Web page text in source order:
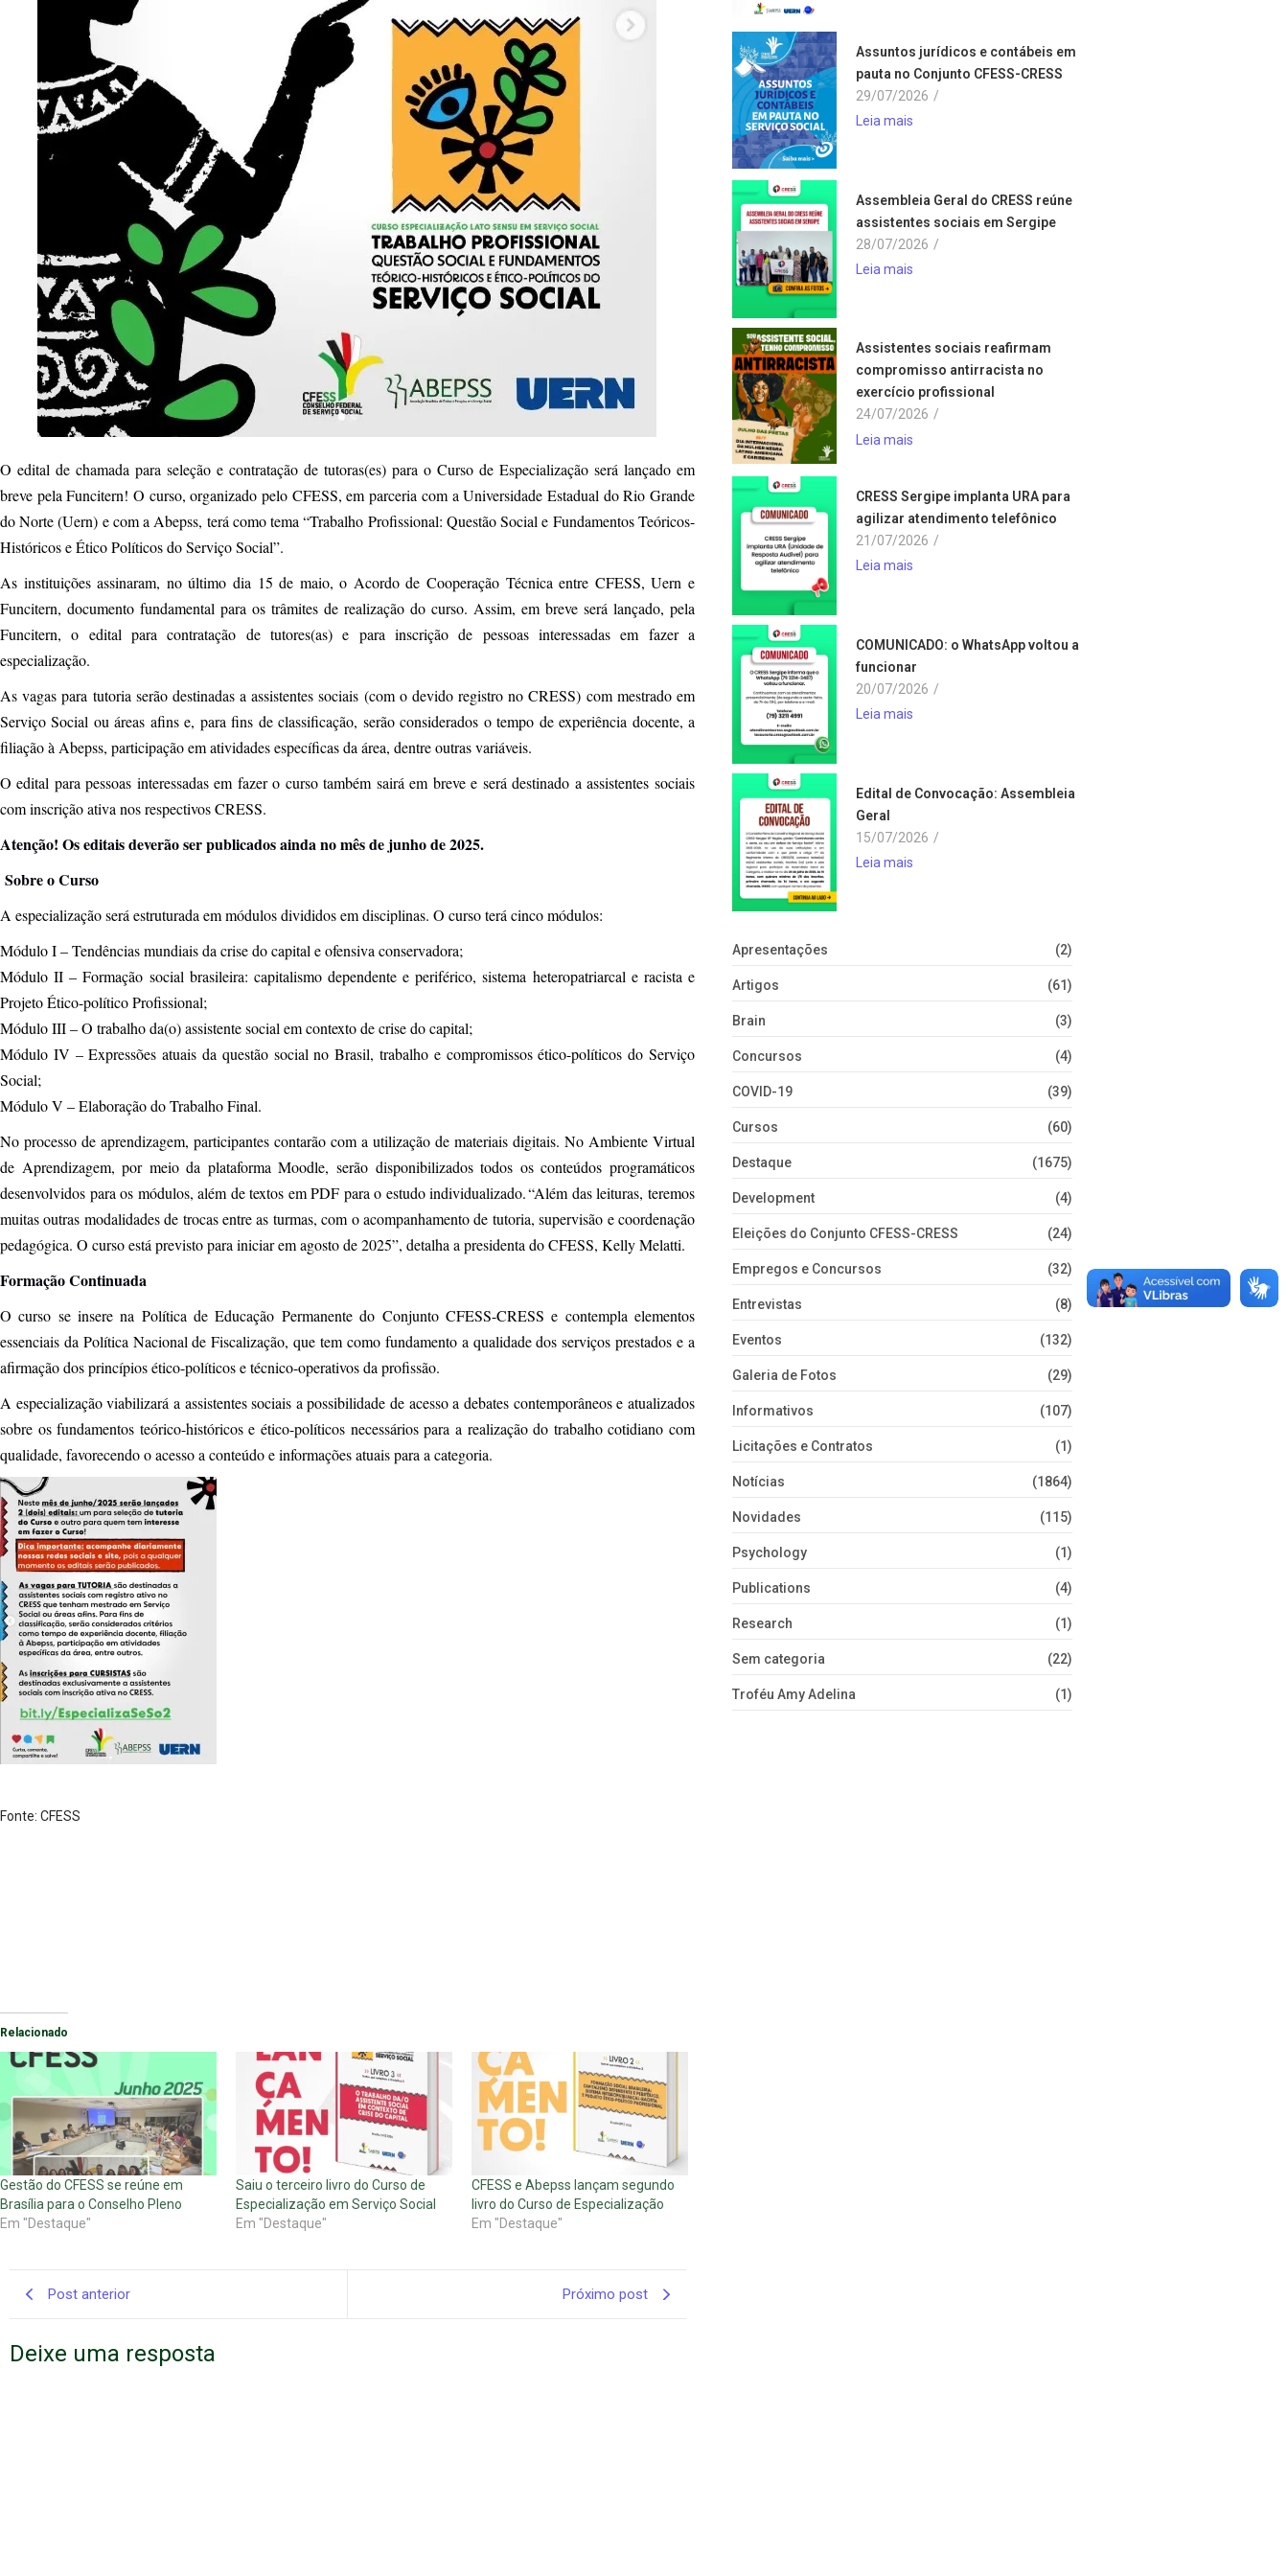
O edital de chamada para seleção e contratação de tutoras(es) para o Curso de Especialização será lançado em
breve pela Funcitern! O curso, organizado pelo CFESS, em parceria com a Universidade Estadual do Rio Grande
do Norte (Uern) e com a Abepss, terá como tema “Trabalho Profissional: Questão Social e Fundamentos Teóricos-
Históricos e Ético Políticos do Serviço Social”.
As instituições assinaram, no último dia 15 de maio, o Acordo de Cooperação Técnica entre CFESS, Uern e
Funcitern, documento fundamental para os trâmites de realização do curso. Assim, em breve será lançado, pela
Funcitern, o edital para contratação de tutores(as) e para inscrição de pessoas interessadas em fazer a
especialização.
As vagas para tutoria serão destinadas a assistentes sociais (com o devido registro no CRESS) com mestrado em
Serviço Social ou áreas afins e, para fins de classificação, serão considerados o tempo de experiência docente, a
filiação à Abepss, participação em atividades específicas da área, dentre outras variáveis.
O edital para pessoas interessadas em fazer o curso também sairá em breve e será destinado a assistentes sociais
com inscrição ativa nos respectivos CRESS.
Atenção! Os editais deverão ser publicados ainda no mês de junho de 2025.
Sobre o Curso
A especialização será estruturada em módulos divididos em disciplinas. O curso terá cinco módulos:
Módulo I – Tendências mundiais da crise do capital e ofensiva conservadora;
Módulo II – Formação social brasileira: capitalismo dependente e periférico, sistema heteropatriarcal e racista e
Projeto Ético-político Profissional;
Módulo III – O trabalho da(o) assistente social em contexto de crise do capital;
Módulo IV – Expressões atuais da questão social no Brasil, trabalho e compromissos ético-políticos do Serviço
Social;
Módulo V – Elaboração do Trabalho Final.
No processo de aprendizagem, participantes contarão com a utilização de materiais digitais. No Ambiente Virtual
de Aprendizagem, por meio da plataforma Moodle, serão disponibilizados todos os conteúdos programáticos
desenvolvidos para os módulos, além de textos em PDF para o estudo individualizado. “Além das leituras, teremos
muitas outras modalidades de trocas entre as turmas, com o acompanhamento de tutoria, supervisão e coordenação
pedagógica. O curso está previsto para iniciar em agosto de 2025”, detalha a presidenta do CFESS, Kelly Melatti.
Formação Continuada
O curso se insere na Política de Educação Permanente do Conjunto CFESS-CRESS e contempla elementos
essenciais da Política Nacional de Fiscalização, que tem como fundamento a qualidade dos serviços prestados e a
afirmação dos princípios ético-políticos e técnico-operativos da profissão.
A especialização viabilizará a assistentes sociais a possibilidade de acesso a debates contemporâneos e atualizados
sobre os fundamentos teórico-históricos e ético-políticos necessários para a realização do trabalho cotidiano com
qualidade, favorecendo o acesso a conteúdo e informações atuais para a categoria.
Fonte: CFESS
Relacionado
Gestão do CFESS se reúne em
Brasília para o Conselho Pleno
Em "Destaque"
Saiu o terceiro livro do Curso de
Especialização em Serviço Social
Em "Destaque"
CFESS e Abepss lançam segundo
livro do Curso de Especialização
Em "Destaque"
Assuntos jurídicos e contábeis em
pauta no Conjunto CFESS-CRESS
29/07/2026 /
Leia mais
Assembleia Geral do CRESS reúne
assistentes sociais em Sergipe
28/07/2026 /
Leia mais
Assistentes sociais reafirmam
compromisso antirracista no
exercício profissional
24/07/2026 /
Leia mais
CRESS Sergipe implanta URA para
agilizar atendimento telefônico
21/07/2026 /
Leia mais
COMUNICADO: o WhatsApp voltou a
funcionar
20/07/2026 /
Leia mais
Edital de Convocação: Assembleia
Geral
15/07/2026 /
Leia mais
Apresentações (2)
Artigos (61)
Brain (3)
Concursos (4)
COVID-19 (39)
Cursos (60)
Destaque (1675)
Development (4)
Eleições do Conjunto CFESS-CRESS (24)
Empregos e Concursos (32)
Entrevistas (8)
Eventos (132)
Galeria de Fotos (29)
Informativos (107)
Licitações e Contratos (1)
Notícias (1864)
Novidades (115)
Psychology (1)
Publications (4)
Research (1)
Sem categoria (22)
Troféu Amy Adelina (1)
Post anterior Próximo post
Deixe uma resposta